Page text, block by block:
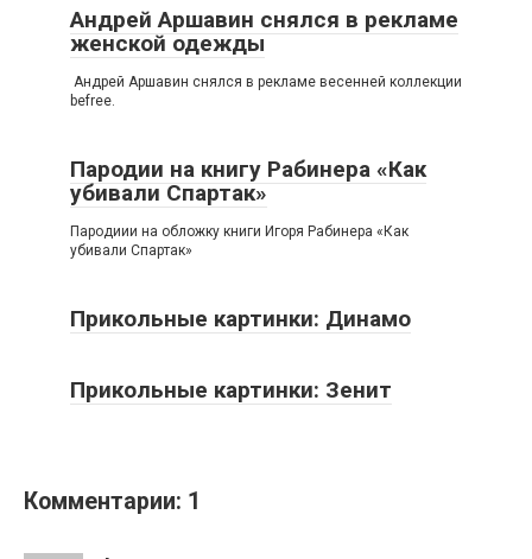
Андрей Аршавин снялся в рекламе
женской одежды
Андрей Аршавин снялся в рекламе весенней коллекции
befree.
Пародии на книгу Рабинера «Как
убивали Спартак»
Пародиии на обложку книги Игоря Рабинера «Как
убивали Спартак»
Прикольные картинки: Динамо
Прикольные картинки: Зенит
Комментарии: 1